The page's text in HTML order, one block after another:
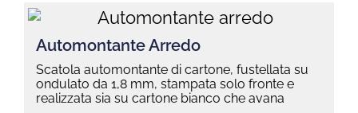
Automontante Arredo
Scatola automontante di cartone, fustellata su
ondulato da 1,8 mm, stampata solo fronte e
realizzata sia su cartone bianco che avana